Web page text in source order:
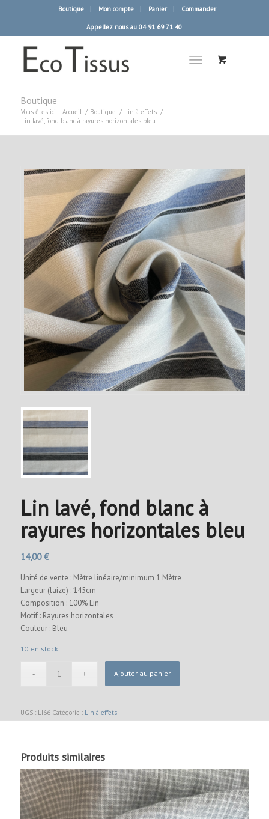
Boutique Mon compte Panier Commander
Appellez nous au 04 91 69 71 40
Boutique
Vous êtes ici : Accueil / Boutique / Lin à effets /
Lin lavé, fond blanc à rayures horizontales bleu
Lin lavé, fond blanc à
rayures horizontales bleu
14,00€
Unité de vente : Mètre linéaire/minimum 1 Mètre
Largeur (laize) : 145cm
Composition : 100% Lin
Motif : Rayures horizontales
Couleur : Bleu
10 en stock
Ajouter au panier
UGS : LI66 Catégorie : Lin à effets
Produits similaires